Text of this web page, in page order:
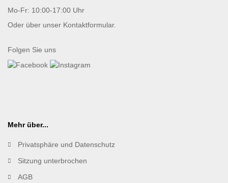
Mo-Fr: 10:00-17:00 Uhr
Oder über unser Kontaktformular.
Folgen Sie uns
Mehr über...
Privatsphäre und Datenschutz
Sitzung unterbrochen
AGB